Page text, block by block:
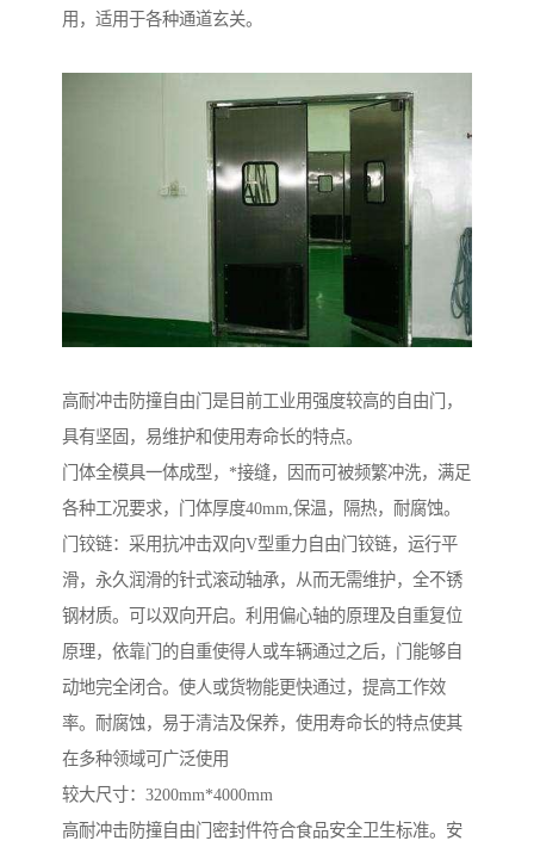
用，适用于各种通道玄关。
高耐冲击防撞自由门是目前工业用强度较高的自由门，
具有坚固，易维护和使用寿命长的特点。
门体全模具一体成型，*接缝，因而可被频繁冲洗，满足
各种工况要求，门体厚度40mm,保温，隔热，耐腐蚀。
门铰链：采用抗冲击双向V型重力自由门铰链，运行平
滑，永久润滑的针式滚动轴承，从而无需维护，全不锈
钢材质。可以双向开启。利用偏心轴的原理及自重复位
原理，依靠门的自重使得人或车辆通过之后，门能够自
动地完全闭合。使人或货物能更快通过，提高工作效
率。耐腐蚀，易于清洁及保养，使用寿命长的特点使其
在多种领域可广泛使用
较大尺寸：3200mm*4000mm
高耐冲击防撞自由门密封件符合食品安全卫生标准。安